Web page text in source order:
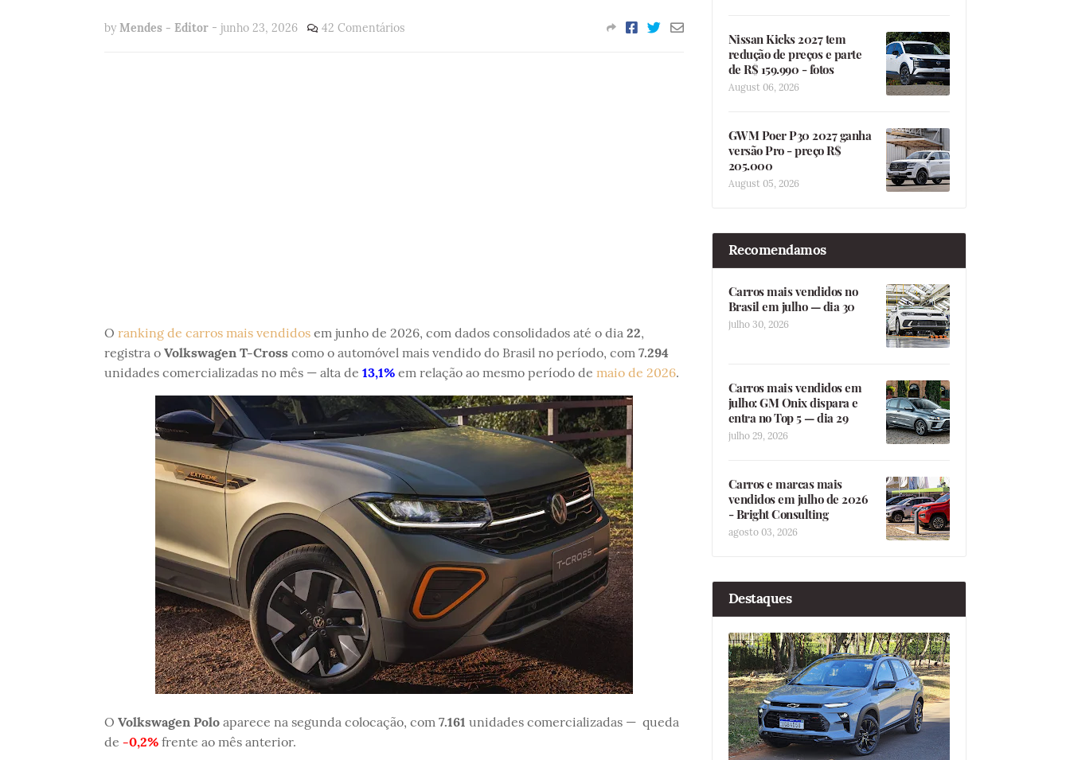
by Mendes - Editor - junho 23, 2026 42 Comentários
O ranking de carros mais vendidosem junho de 2026, com dados consolidados até o dia 22,
registra o Volkswagen T-Crosscomo o automóvel mais vendido do Brasil no período, com 7.294
unidades comercializadas no mês — alta de 13,1%em relação ao mesmo período de maio de 2026.
O Volkswagen Poloaparece na segunda colocação, com 7.161 unidades comercializadas — queda
de -0,2%frente ao mês anterior.
Nissan Kicks 2027 tem
redução de preços e parte
de R$ 159.990 - fotos
August 06, 2026
GWM Poer P30 2027 ganha
versão Pro - preço R$
205.000
August 05, 2026
Recomendamos
Carros mais vendidos no
Brasil em julho — dia 30
julho 30, 2026
Carros mais vendidos em
julho: GM Onix dispara e
entra no Top 5 — dia 29
julho 29, 2026
Carros e marcas mais
vendidos em julho de 2026
- Bright Consulting
agosto 03, 2026
Destaques